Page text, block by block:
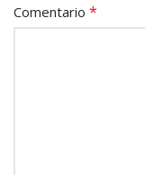
Comentario *